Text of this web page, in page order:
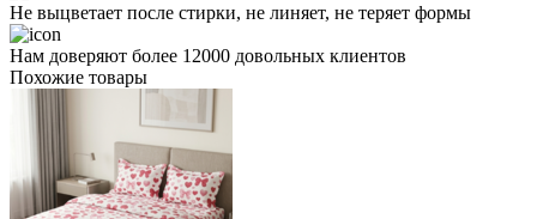
Не выцветает после стирки, не линяет, не теряет формы
Нам доверяют более 12000 довольных клиентов
Похожие товары